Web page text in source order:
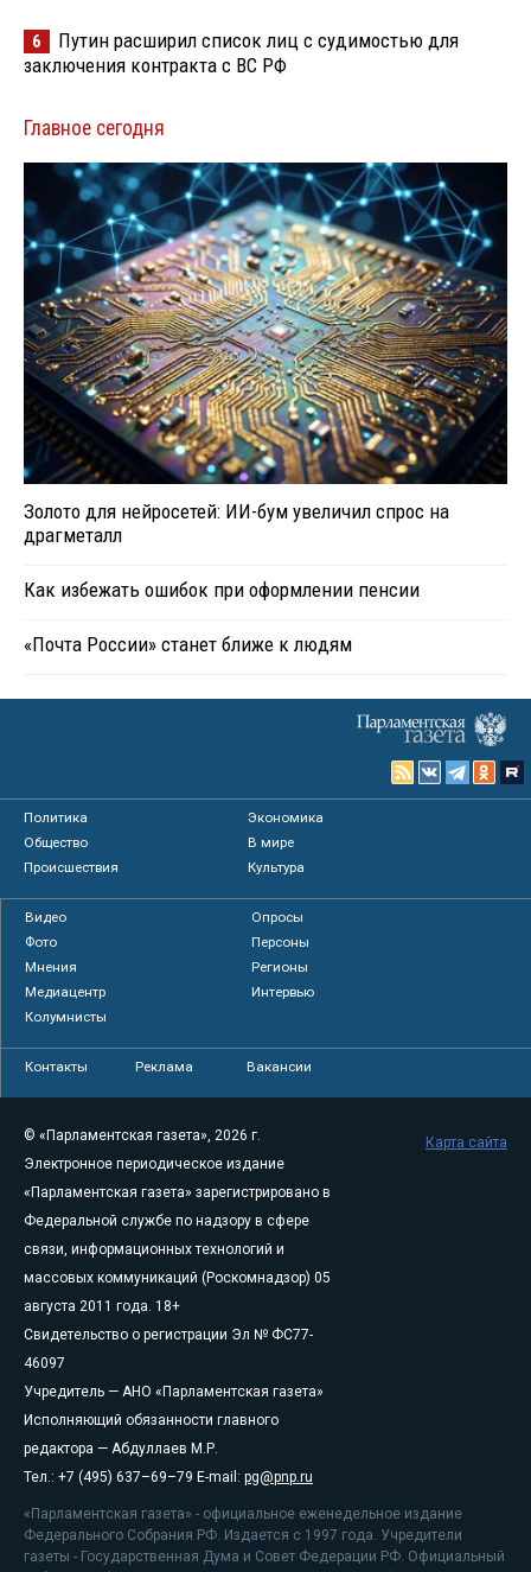
6
Путин расширил список лиц с судимостью для
заключения контракта с ВС РФ
Главное сегодня
Золото для нейросетей: ИИ-бум увеличил спрос на
драгметалл
Как избежать ошибок при оформлении пенсии
«Почта России» станет ближе к людям
Политика
Экономика
Общество
В мире
Происшествия
Культура
Видео
Опросы
Фото
Персоны
Мнения
Регионы
Медиацентр
Интервью
Колумнисты
Контакты Реклама Вакансии
© «Парламентская газета», 2026 г.
Электронное периодическое издание
«Парламентская газета» зарегистрировано в
Федеральной службе по надзору в сфере
связи, информационных технологий и
массовых коммуникаций (Роскомнадзор) 05
августа 2011 года. 18+
Свидетельство о регистрации Эл № ФС77-
46097
Учредитель — АНО «Парламентская газета»
Исполняющий обязанности главного
редактора — Абдуллаев М.Р.
Тел.: +7 (495) 637–69–79 E-mail: pg@pnp.ru
«Парламентская газета» - официальное еженедельное издание
Федерального Собрания РФ. Издается с 1997 года. Учредители
газеты - Государственная Дума и Совет Федерации РФ. Официальный
Карта сайта